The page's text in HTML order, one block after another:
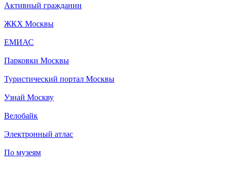
Активный гражданин
ЖКХ Москвы
ЕМИАС
Парковки Москвы
Туристический портал Москвы
Узнай Москву
Велобайк
Электронный атлас
По музеям